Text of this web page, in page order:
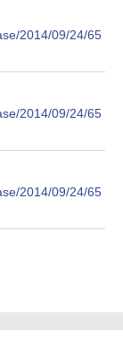
2014/09/24/65
2014/09/24/65
2014/09/24/65